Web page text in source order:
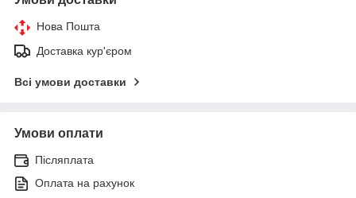
Нова Пошта
Доставка кур'єром
Всі умови доставки
Умови оплати
Післяплата
Оплата на рахунок